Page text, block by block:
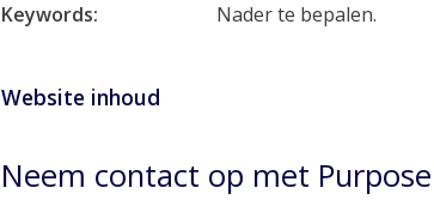
Keywords: Nader te bepalen.
Website inhoud
Neem contact op met Purpose